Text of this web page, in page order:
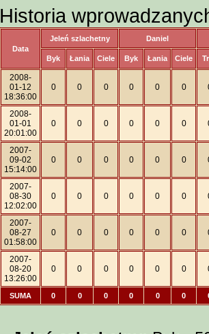
Historia
Data
Jeleń szlachetny Daniel
Byk Łania Ciele Byk Łania Ciele
2008-
01-12
18:36:00
0 0 0 0 0 0
2008-
01-01
20:01:00
0 0 0 0 0 0
2007-
09-02
15:14:00
0 0 0 0 0 0
2007-
08-30
12:02:00
0 0 0 0 0 0
2007-
08-27
01:58:00
0 0 0 0 0 0
2007-
08-20
13:26:00
0 0 0 0 0 0
SUMA 0 0 0 0 0 0